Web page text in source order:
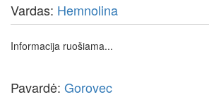
Vardas: Hemnolina
Informacija ruošiama...
Pavardė: Gorovec